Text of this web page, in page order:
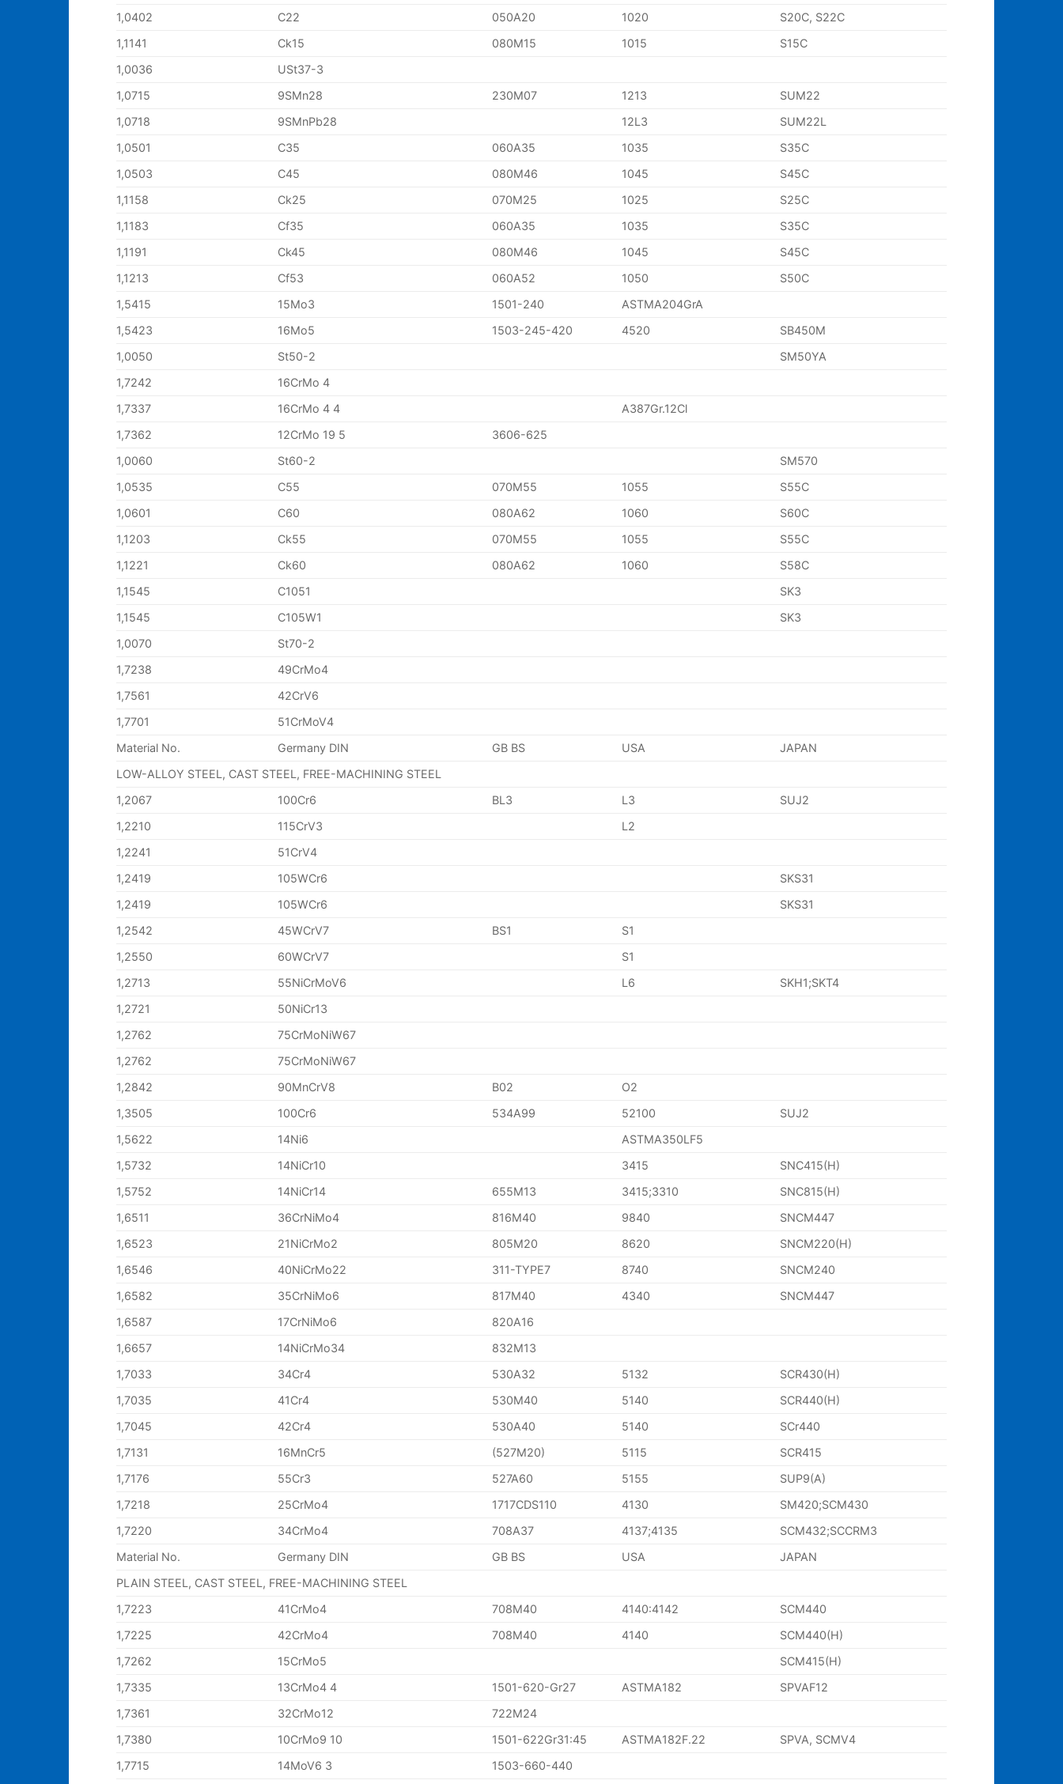
1,0402
C22 050A20 1020
S20C, S22C
1,1141
Ck15 080M15 1015
S15C
1,0036
USt37-3
1,0715
9SMn28 230M07 1213
SUM22
1,0718
9SMnPb28 12L3
SUM22L
1,0501
C35 060A35 1035
S35C
1,0503
C45 080M46 1045
S45C
1,1158
Ck25 070M25 1025
S25C
1,1183
Cf35 060A35 1035
S35C
1,1191
Ck45 080M46 1045
S45C
1,1213
Cf53 060A52 1050
S50C
1,5415
15Mo3 1501-240
ASTMA204GrA
1,5423
16Mo5 1503-245-420 4520
SB450M
1,0050
St50-2
SM50YA
1,7242
16CrMo 4
1,7337
16CrMo 4 4
A387Gr.12Cl
1,7362
12CrMo 19 5
3606-625
1,0060
St60-2
SM570
1,0535
C55 070M55 1055
S55C
1,0601
C60 080A62 1060
S60C
1,1203
Ck55 070M55 1055
S55C
1,1221
Ck60 080A62 1060
S58C
1,1545
C1051
SK3
1,1545
C105W1
SK3
1,0070
St70-2
1,7238
49CrMo4
1,7561
42CrV6
1,7701
51CrMoV4
Material No.
Germany DIN GB BS USA
JAPAN
LOW-ALLOY STEEL, CAST STEEL, FREE-MACHINING STEEL
1,2067
100Cr6 BL3 L3
SUJ2
1,2210
115CrV3
L2
1,2241
51CrV4
1,2419
105WCr6
SKS31
1,2419
105WCr6
SKS31
1,2542
45WCrV7 BS1
S1
1,2550
60WCrV7
S1
1,2713
55NiCrMoV6 L6
SKH1;SKT4
1,2721
50NiCr13
1,2762
75CrMoNiW67
1,2762
75CrMoNiW67
1,2842
90MnCrV8 B02
O2
1,3505
100Cr6 534A99 52100
SUJ2
1,5622
14Ni6
ASTMA350LF5
1,5732
14NiCr10 3415
SNC415(H)
1,5752
14NiCr14 655M13 3415;3310
SNC815(H)
1,6511
36CrNiMo4 816M40 9840
SNCM447
1,6523
21NiCrMo2 805M20 8620
SNCM220(H)
1,6546
40NiCrMo22 311-TYPE7 8740
SNCM240
1,6582
35CrNiMo6 817M40 4340
SNCM447
1,6587
17CrNiMo6
820A16
1,6657
14NiCrMo34
832M13
1,7033
34Cr4 530A32 5132
SCR430(H)
1,7035
41Cr4 530M40 5140
SCR440(H)
1,7045
42Cr4 530A40 5140
SCr440
1,7131
16MnCr5 (527M20) 5115
SCR415
1,7176
55Cr3 527A60 5155
SUP9(A)
1,7218
25CrMo4 1717CDS110 4130
SM420;SCM430
1,7220
34CrMo4 708A37 4137;4135
SCM432;SCCRM3
Material No.
Germany DIN GB BS USA
JAPAN
PLAIN STEEL, CAST STEEL, FREE-MACHINING STEEL
1,7223
41CrMo4 708M40 4140:4142
SCM440
1,7225
42CrMo4 708M40 4140
SCM440(H)
1,7262
15CrMo5
SCM415(H)
1,7335
13CrMo4 4 1501-620-Gr27 ASTMA182
SPVAF12
1,7361
32CrMo12
722M24
1,7380
10CrMo9 10 1501-622Gr31:45 ASTMA182F.22
SPVA, SCMV4
1,7715
14MoV6 3 1503-660-440